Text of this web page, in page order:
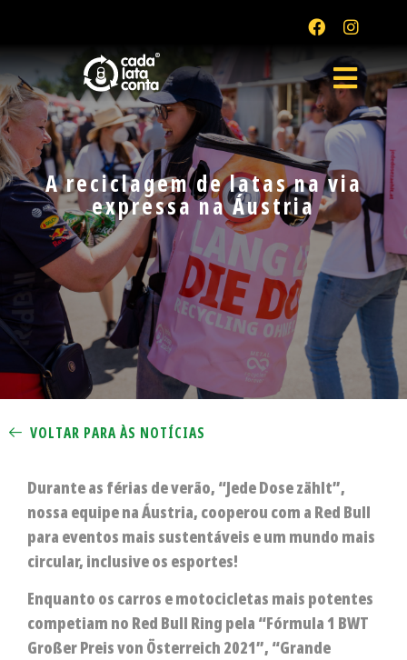
A reciclagem de latas na via
expressa na Áustria
VOLTAR PARA ÀS NOTÍCIAS
Durante as férias de verão, “Jede Dose zählt”,
nossa equipe na Áustria, cooperou com a Red Bull
para eventos mais sustentáveis e um mundo mais
circular, inclusive os esportes!
Enquanto os carros e motocicletas mais potentes
competiam no Red Bull Ring pela “Fórmula 1 BWT
Großer Preis von Österreich 2021”, “Grande